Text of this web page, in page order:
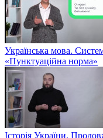
Українська мова.
«Пунктуаційна норма»
Історія України.